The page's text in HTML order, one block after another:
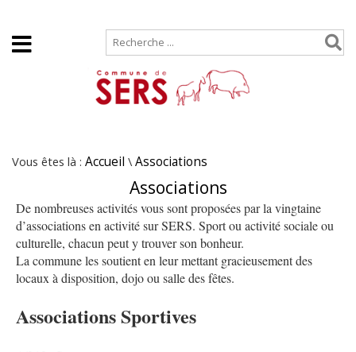
Vous êtes là : Accueil \ Associations
Associations
De nombreuses activités vous sont proposées par la vingtaine
d’associations en activité sur SERS. Sport ou activité sociale ou
culturelle, chacun peut y trouver son bonheur.
La commune les soutient en leur mettant gracieusement des
locaux à disposition, dojo ou salle des fêtes.
Associations Sportives